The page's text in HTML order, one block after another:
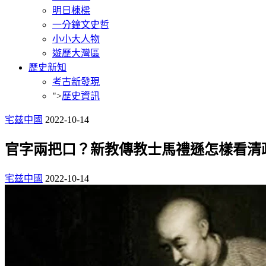
明日棟樑
一分鐘文史哲
小小大人物
遊歷大灣區
歷史新知
考古新發現
">歷史資訊
宅兹中國 2022-10-14
官字兩把口？新教傳教士馬禮遜怎樣看清
宅兹中國 2022-10-14